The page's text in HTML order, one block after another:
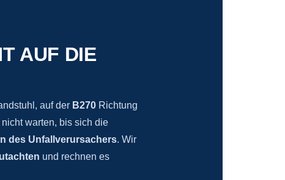
AUF DIE
auf der B270 Richtung
warten, bis sich die
des Unfallverursachers. Wir
und rechnen es